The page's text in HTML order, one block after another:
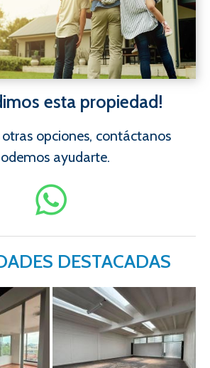
esta propiedad!
opciones, contáctanos
ayudarte.
DESTACADAS